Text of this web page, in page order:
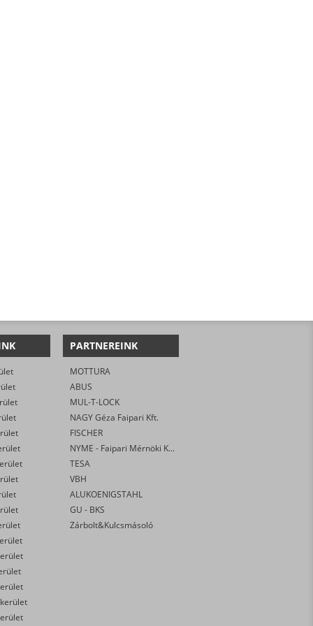
PARTNEREINK
MOTTURA
ABUS
MUL-T-LOCK
NAGY Géza Faipari Kft.
FISCHER
NYME - Faipari Mérnöki Kar
TESA
VBH
ALUKOENIGSTAHL
GU - BKS
Zárbolt&Kulcsmásoló